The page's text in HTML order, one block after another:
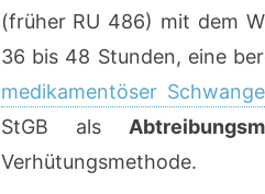
(früher RU 486) mit dem
36 bis 48 Stunden, eine
medikamentöser
StGB als
Verhütungsmethode.